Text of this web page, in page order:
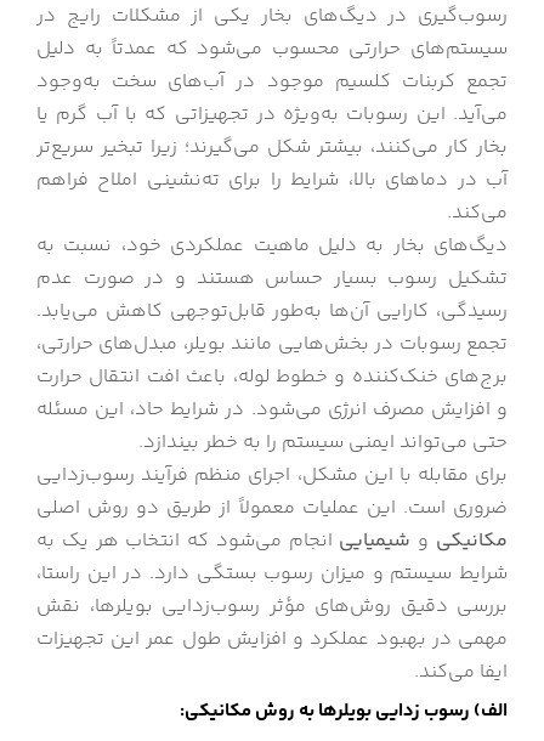
رسوب‌گیری در دیگ‌های بخار یکی از مشکلات رایج در
سیستم‌های حرارتی محسوب می‌شود که عمدتاً به دلیل
تجمع کربنات کلسیم موجود در آب‌های سخت به‌وجود
می‌آید. این رسوبات به‌ویژه در تجهیزاتی که با آب گرم یا
بخار کار می‌کنند، بیشتر شکل می‌گیرند؛ زیرا تبخیر سریع‌تر
آب در دماهای بالا، شرایط را برای ته‌نشینی املاح فراهم
می‌کند.
دیگ‌های بخار به دلیل ماهیت عملکردی خود، نسبت به
تشکیل رسوب بسیار حساس هستند و در صورت عدم
رسیدگی، کارایی آن‌ها به‌طور قابل‌توجهی کاهش می‌یابد.
تجمع رسوبات در بخش‌هایی مانند بویلر، مبدل‌های حرارتی،
برج‌های خنک‌کننده و خطوط لوله، باعث افت انتقال حرارت
و افزایش مصرف انرژی می‌شود. در شرایط حاد، این مسئله
حتی می‌تواند ایمنی سیستم را به خطر بیندازد.
برای مقابله با این مشکل، اجرای منظم فرآیند رسوب‌زدایی
ضروری است. این عملیات معمولاً از طریق دو روش اصلی
مکانیکی و شیمیایی انجام می‌شود که انتخاب هر یک به
شرایط سیستم و میزان رسوب بستگی دارد. در این راستا،
بررسی دقیق روش‌های مؤثر رسوب‌زدایی بویلرها، نقش
مهمی در بهبود عملکرد و افزایش طول عمر این تجهیزات
ایفا می‌کند.
الف) رسوب زدایی بویلرها به روش مکانیکی: